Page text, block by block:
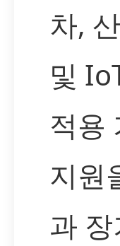
차,
및
적용
지원
과